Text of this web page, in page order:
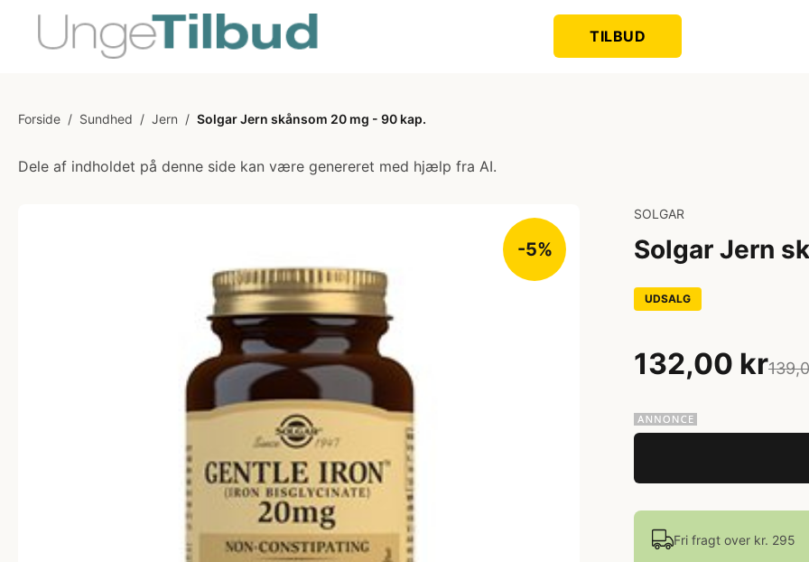
TILBUD
Forside / Sundhed / Jern / Solgar Jern skånsom 20 mg - 90 kap.
Dele af indholdet på denne side kan være genereret med hjælp fra AI.
-5%
SOLGAR
Solgar Jern
UDSALG
132,00 kr
Fri fragt over kr. 295